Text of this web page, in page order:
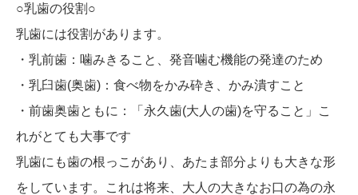
○乳歯の役割○
乳歯には役割があります。
・乳前歯：噛みきること、発音噛む機能の発達のため
・乳臼歯(奥歯)：食べ物をかみ砕き、かみ潰すこと
・前歯奥歯ともに：「永久歯(大人の歯)を守ること」こ
れがとても大事です
乳歯にも歯の根っこがあり、あたま部分よりも大きな形
をしています。これは将来、大人の大きなお口の為の永